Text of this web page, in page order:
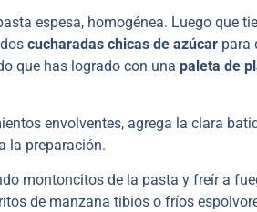
espesa, homogénea. Luego que
cucharadas chicas de azúcar para
que has logrado con una paleta de
envolventes, agrega la clara
la preparación.
montoncitos de la pasta y freír a
de manzana tibios o fríos